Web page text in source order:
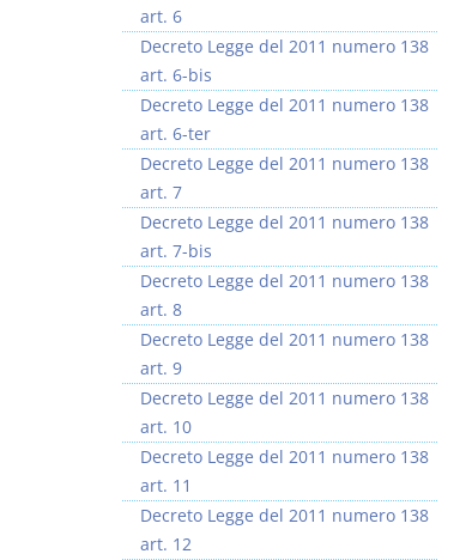
art. 6
Decreto Legge del 2011 numero 138
art. 6-bis
Decreto Legge del 2011 numero 138
art. 6-ter
Decreto Legge del 2011 numero 138
art. 7
Decreto Legge del 2011 numero 138
art. 7-bis
Decreto Legge del 2011 numero 138
art. 8
Decreto Legge del 2011 numero 138
art. 9
Decreto Legge del 2011 numero 138
art. 10
Decreto Legge del 2011 numero 138
art. 11
Decreto Legge del 2011 numero 138
art. 12